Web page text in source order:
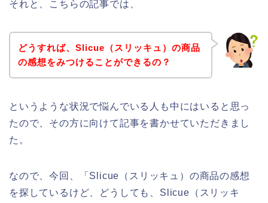
それと、こちらの記事では、
どうすれば、Slicue（スリッキュ）の商品
の感想をみつけることができるの？
というような状況で悩んでいる人も中にはいると思っ
たので、その方に向けて記事を書かせていただきまし
た。
なので、今回、「Slicue（スリッキュ）の商品の感想
を探しているけど、どうしても、Slicue（スリッキ